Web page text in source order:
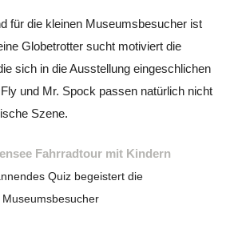
für die kleinen Museumsbesucher ist
Globetrotter sucht motiviert die
sich in die Ausstellung eingeschlichen
und Mr. Spock passen natürlich nicht
Szene.
Quiz begeistert die
Museumsbesucher